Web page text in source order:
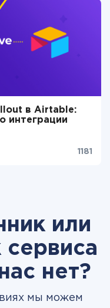
в Airtable:
интеграции
1181
или
сервиса
нет?
мы можем